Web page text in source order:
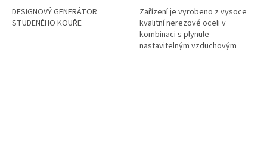
hvězdiček.
DESIGNOVÝ GENERÁTOR
STUDENÉHO KOUŘE
hvězdiček.
Zařízení je vyrobeno z vysoce
kvalitní nerezové oceli v
kombinaci s plynule
nastavitelným vzduchovým
kompresorem. Byl navržen a